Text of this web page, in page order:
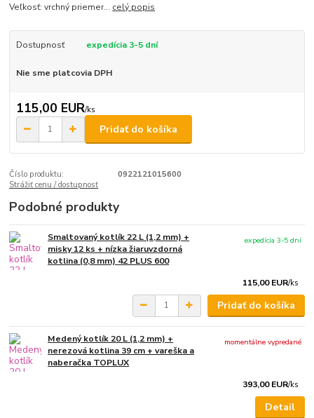
Veľkosť: vrchný priemer... celý popis
Dostupnosť expedícia 3-5 dní
Nie sme platcovia DPH
115,00 EUR/ks
Pridať do košíka
Číslo produktu:
0922121015600
Strážiť cenu / dostupnosť
Podobné produkty
Smaltovaný kotlík 22 L (1,2 mm) +
misky 12 ks + nízka žiaruvzdorná
kotlina (0,8 mm) 42 PLUS 600
115,00 EUR/ks
expedícia 3-5 dní
Pridať do košíka
Medený kotlík 20 L (1,2 mm) +
nerezová kotlina 39 cm + vareška a
naberačka TOPLUX
393,00 EUR/ks
momentálne vypredané
Detail